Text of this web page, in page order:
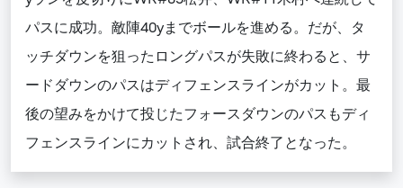
パスに成功。敵陣40yまでボールを進める。だが、タ
ッチダウンを狙ったロングパスが失敗に終わると、サ
ードダウンのパスはディフェンスラインがカット。最
後の望みをかけて投じたフォースダウンのパスもディ
フェンスラインにカットされ、試合終了となった。